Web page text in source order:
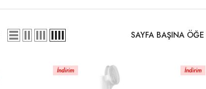
SAYFA BAŞINA ÖĞE
İndirim İndirim